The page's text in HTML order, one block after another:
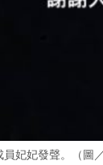
妃妃發聲。（圖